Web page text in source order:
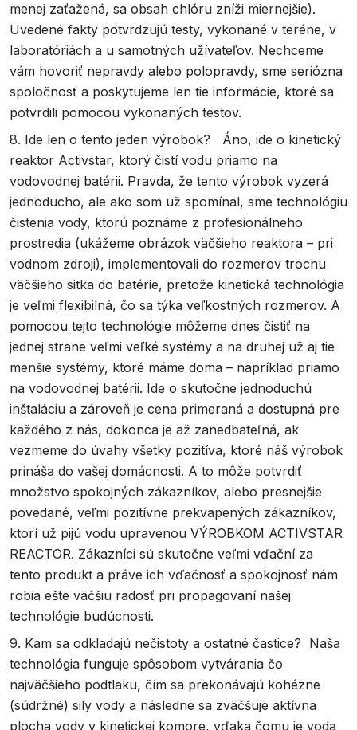
menej zaťažená, sa obsah chlóru zníži miernejšie).
Uvedené fakty potvrdzujú testy, vykonané v teréne, v
laboratóriách a u samotných užívateľov. Nechceme
vám hovoriť nepravdy alebo polopravdy, sme seriózna
spoločnosť a poskytujeme len tie informácie, ktoré sa
potvrdili pomocou vykonaných testov.
8. Ide len o tento jeden výrobok? Áno, ide o kinetický
reaktor Activstar, ktorý čistí vodu priamo na
vodovodnej batérii. Pravda, že tento výrobok vyzerá
jednoducho, ale ako som už spomínal, sme technológiu
čistenia vody, ktorú poznáme z profesionálneho
prostredia (ukážeme obrázok väčšieho reaktora – pri
vodnom zdroji), implementovali do rozmerov trochu
väčšieho sitka do batérie, pretože kinetická technológia
je veľmi flexibilná, čo sa týka veľkostných rozmerov. A
pomocou tejto technológie môžeme dnes čistiť na
jednej strane veľmi veľké systémy a na druhej už aj tie
menšie systémy, ktoré máme doma – napríklad priamo
na vodovodnej batérii. Ide o skutočne jednoduchú
inštaláciu a zároveň je cena primeraná a dostupná pre
každého z nás, dokonca je až zanedbateľná, ak
vezmeme do úvahy všetky pozitíva, ktoré náš výrobok
prináša do vašej domácnosti. A to môže potvrdiť
množstvo spokojných zákazníkov, alebo presnejšie
povedané, veľmi pozitívne prekvapených zákazníkov,
ktorí už pijú vodu upravenou VÝROBKOM ACTIVSTAR
REACTOR. Zákazníci sú skutočne veľmi vďační za
tento produkt a práve ich vďačnosť a spokojnosť nám
robia ešte väčšiu radosť pri propagovaní našej
technológie budúcnosti.
9. Kam sa odkladajú nečistoty a ostatné častice? Naša
technológia funguje spôsobom vytvárania čo
najväčšieho podtlaku, čím sa prekonávajú kohézne
(súdržné) sily vody a následne sa zväčšuje aktívna
plocha vody v kinetickej komore, vďaka čomu je voda